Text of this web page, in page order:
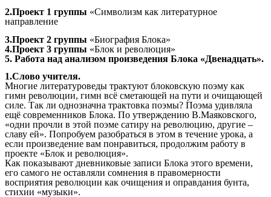
2.Проект 1 группы «Символизм как литературное
направление
3.Проект 2 группы «Биография Блока»
4.Проект 3 группы «Блок и революция»
5. Работа над анализом произведения Блока «Двенадцать».
1.Слово учителя.
Многие литературоведы трактуют блоковскую поэму как
гимн революции, гимн всё сметающей на пути и очищающей
силе. Так ли однозначна трактовка поэмы? Поэма удивляла
ещё современников Блока. По утверждению В.Маяковского,
«одни прочли в этой поэме сатиру на революцию, другие –
славу ей». Попробуем разобраться в этом в течение урока, а
если произведение вам понравиться, продолжим работу в
проекте «Блок и революция».
Как показывают дневниковые записи Блока этого времени,
его самого не оставляли сомнения в правомерности
восприятия революции как очищения и оправдания бунта,
стихии «музыки».